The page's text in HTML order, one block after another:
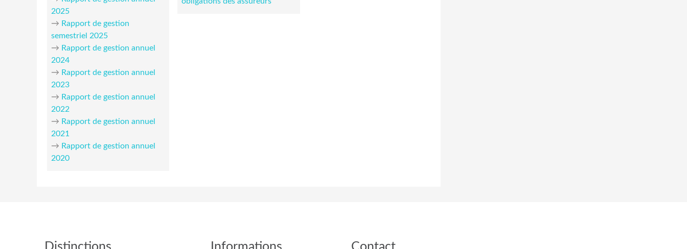
2025
→ Rapport de gestion
semestriel 2025
→ Rapport de gestion annuel
2024
→ Rapport de gestion annuel
2023
→ Rapport de gestion annuel
2022
→ Rapport de gestion annuel
2021
→ Rapport de gestion annuel
2020